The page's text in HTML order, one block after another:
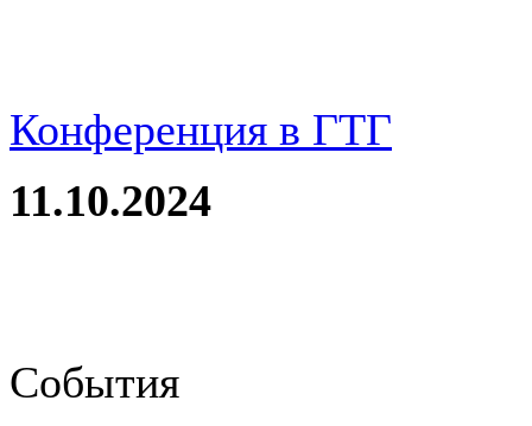
Конференция в ГТГ
11.10.2024
События